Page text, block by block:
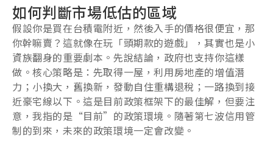
如何判斷市場低估的區域
假設你是買在台積電附近，然後入手的價格很便宜，那
你幹嘛賣？這就像在玩「頭期款的遊戲」，其實也是小
資族翻身的重要劇本。先說結論，政府也支持你這樣
做。核心策略是：先取得一屋，利用房地產的增值潛
力；小換大，舊換新，發動自住重構退稅；一路換到接
近豪宅線以下。這是目前政策框架下的最佳解，但要注
意，我指的是“目前”的政策環境。隨著第七波信用管
制的到來，未來的政策環境一定會改變。